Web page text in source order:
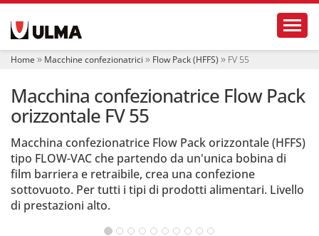
i
Home Macchine confezionatrici Flow Pack (HFFS) FV 55
Macchina confezionatrice Flow Pack
orizzontale FV 55
Macchina confezionatrice Flow Pack orizzontale (HFFS)
tipo FLOW-VAC che partendo da un'unica bobina di
film barriera e retraibile, crea una confezione
sottovuoto. Per tutti i tipi di prodotti alimentari. Livello
di prestazioni alto.